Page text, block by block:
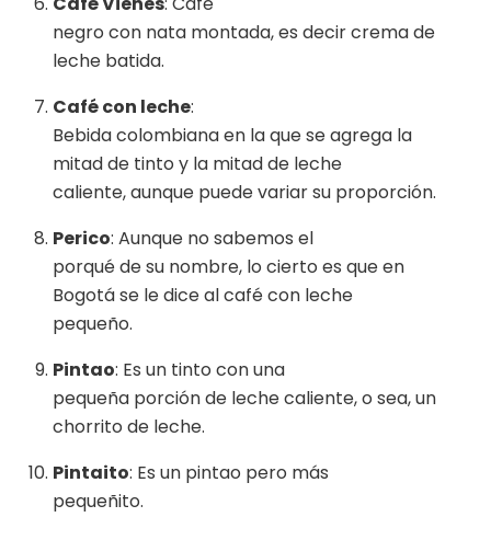
negro con nata montada, es decir crema de
leche batida.
Café con leche:
Bebida colombiana en la que se agrega la
mitad de tinto y la mitad de leche
caliente, aunque puede variar su proporción.
Perico: Aunque no sabemos el
porqué de su nombre, lo cierto es que en
Bogotá se le dice al café con leche
pequeño.
Pintao: Es un tinto con una
pequeña porción de leche caliente, o sea, un
chorrito de leche.
Pintaito: Es un pintao pero más
pequeñito.